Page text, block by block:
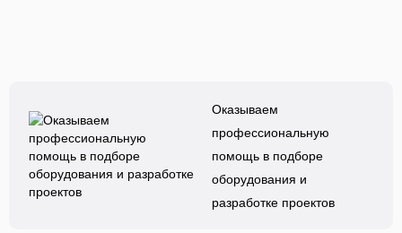
Оказываем
профессиональную
помощь в подборе
оборудования и
разработке проектов